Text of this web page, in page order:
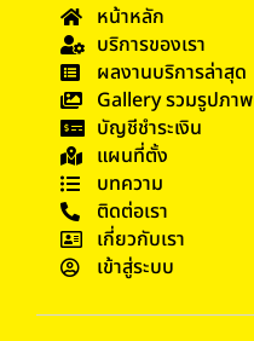
หน้าหลัก
บริการของเรา
ผลงานบริการล่าสุด
Gallery รวมรูปภาพ
บัญชีชำระเงิน
แผนที่ตั้ง
บทความ
ติดต่อเรา
เกี่ยวกับเรา
เข้าสู่ระบบ